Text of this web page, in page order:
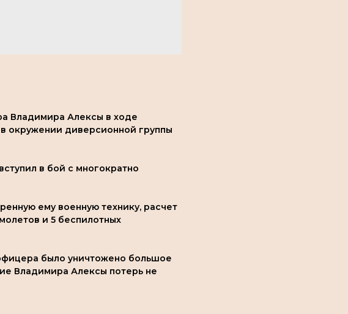
Владимира Алексы в ходе
окружении диверсионной группы
в бой с многократно
ему военную технику, расчет
и 5 беспилотных
было уничтожено большое
Владимира Алексы потерь не